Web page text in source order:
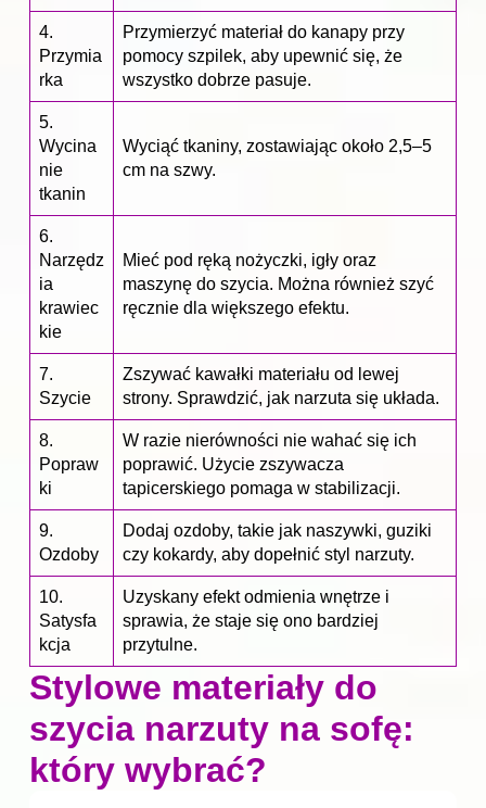
4.
Przymia
rka
Przymierzyć materiał do kanapy przy
pomocy szpilek, aby upewnić się, że
wszystko dobrze pasuje.
5.
Wycina
nie
tkanin
Wyciąć tkaniny, zostawiając około 2,5–5
cm na szwy.
6.
Narzędz
ia
krawiec
kie
Mieć pod ręką nożyczki, igły oraz
maszynę do szycia. Można również szyć
ręcznie dla większego efektu.
7.
Szycie
Zszywać kawałki materiału od lewej
strony. Sprawdzić, jak narzuta się układa.
8.
Popraw
ki
W razie nierówności nie wahać się ich
poprawić. Użycie zszywacza
tapicerskiego pomaga w stabilizacji.
9.
Ozdoby
Dodaj ozdoby, takie jak naszywki, guziki
czy kokardy, aby dopełnić styl narzuty.
10.
Satysfa
kcja
Uzyskany efekt odmienia wnętrze i
sprawia, że staje się ono bardziej
przytulne.
Stylowe materiały do
szycia narzuty na sofę:
który wybrać?